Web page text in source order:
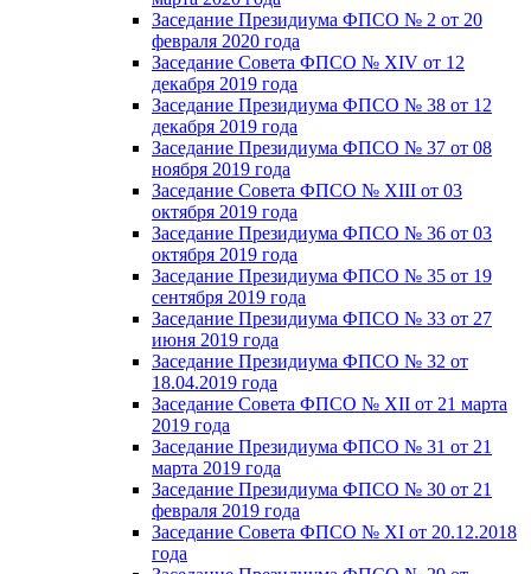
Заседание Президиума ФПСО № 2 от 20
февраля 2020 года
Заседание Совета ФПСО № XIV от 12
декабря 2019 года
Заседание Президиума ФПСО № 38 от 12
декабря 2019 года
Заседание Президиума ФПСО № 37 от 08
ноября 2019 года
Заседание Совета ФПСО № XIII от 03
октября 2019 года
Заседание Президиума ФПСО № 36 от 03
октября 2019 года
Заседание Президиума ФПСО № 35 от 19
сентября 2019 года
Заседание Президиума ФПСО № 33 от 27
июня 2019 года
Заседание Президиума ФПСО № 32 от
18.04.2019 года
Заседание Совета ФПСО № XII от 21 марта
2019 года
Заседание Президиума ФПСО № 31 от 21
марта 2019 года
Заседание Президиума ФПСО № 30 от 21
февраля 2019 года
Заседание Совета ФПСО № XI от 20.12.2018
года